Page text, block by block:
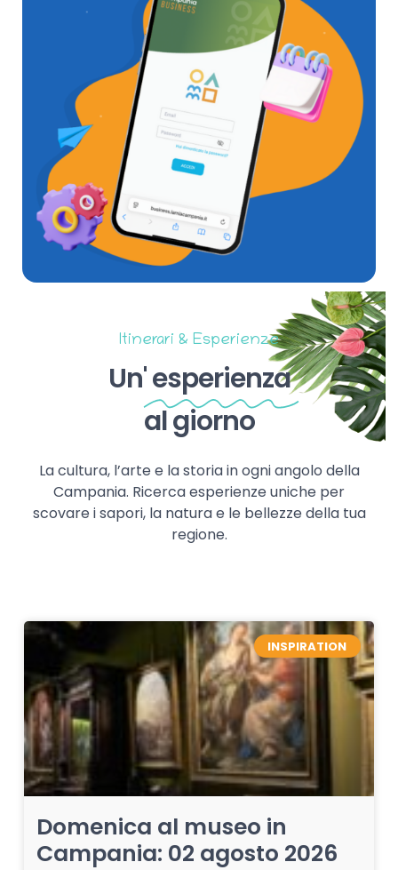
Itinerari & Esperienze
Un'esperienza
al giorno
La cultura, l’arte e la storia in ogni angolo della
Campania. Ricerca esperienze uniche per
scovare i sapori, la natura e le bellezze della tua
regione.
INSPIRATION
Domenica al museo in
Campania: 02 agosto 2026